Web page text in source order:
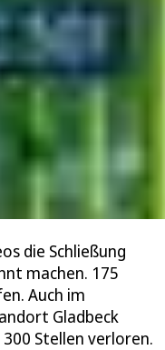
die Schließung
machen. 175
Auch im
Gladbeck
Stellen verloren.